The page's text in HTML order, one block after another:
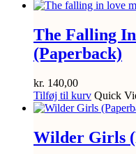
The Falling
(Paperback)
kr. 140,00
Tilføj til kurv Quick
Wilder Girls